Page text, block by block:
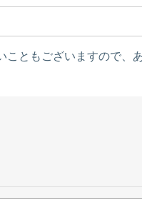
ともございますので、